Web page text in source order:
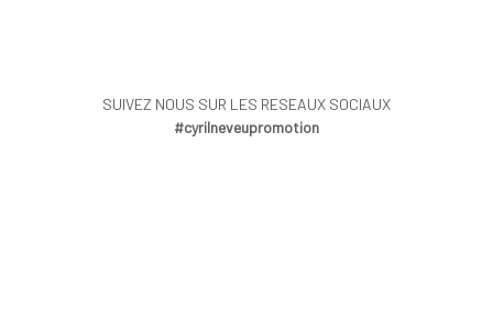
SUIVEZ NOUS SUR LES RESEAUX SOCIAUX
#cyrilneveupromotion